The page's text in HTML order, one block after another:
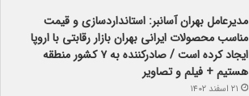
مدیرعامل بهران آسانبر: استانداردسازی و قیمت
مناسب محصولات ایرانی بهران بازار رقابتی با اروپا
ایجاد کرده است / صادرکننده به ۷ کشور منطقه
هستیم + فیلم و تصاویر
۲۱ اسفند ۱۴۰۲